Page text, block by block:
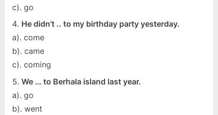
c). go
He didn’t .. to my birthday party yesterday.
a). come
b). came
c). coming
We … to Berhala island last year.
a). go
b). went